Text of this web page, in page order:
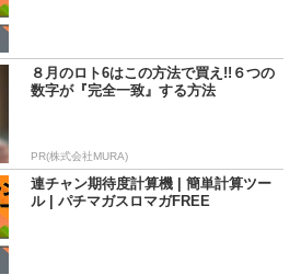
８月のロト6はこの方法で買え!!６つの
数字が『完全一致』する方法
PR(株式会社MURA)
連チャン期待度計算機 | 簡単計算ツー
ル | パチマガスロマガFREE